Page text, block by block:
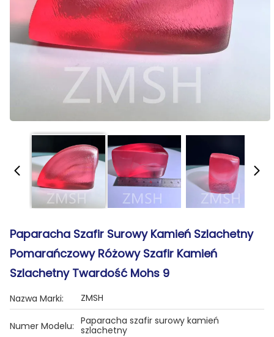
Paparacha Szafir Surowy Kamień Szlachetny
Pomarańczowy Różowy Szafir Kamień
Szlachetny Twardość Mohs 9
Nazwa Marki: ZMSH
Numer Modelu: Paparacha szafir surowy kamień
szlachetny